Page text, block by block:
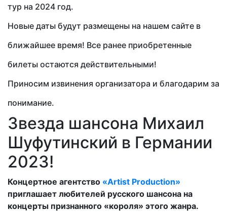
тур на 2024 год.
Новые даты будут размещены на нашем сайте в
ближайшее время! Все ранее приобретенные
билеты остаются действительными!
Приносим извинения организатора и благодарим за
понимание.
Звезда шансона Михаил
Шуфутинский в Германии
2023!
Концертное агентство «Artist Production»
приглашает любителей русского шансона на
концерты признанного «короля» этого жанра.